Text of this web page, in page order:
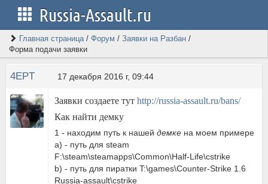
Russia-Assault.ru
Главная страница/ Форум / Заявки на Разбан /
Форма подачи заявки
4EPT 17 декабря 2016 г, 09:44
Заявки создаете тутhttp://russia-assault.ru/bans/
Как найти демку
1 - находим путь к нашейдемке на моем примере
a) - путь для steam
F:\steam\steamapps\Common\Half-Life\cstrike
b) - путь для пиратки T:\games\Counter-Strike 1.6
Russia-assault\cstrike